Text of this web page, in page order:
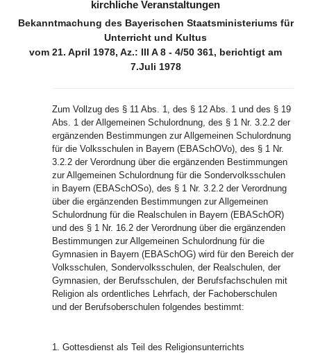
kirchliche Veranstaltungen
Bekanntmachung des Bayerischen Staatsministeriums für
Unterricht und Kultus
vom 21. April 1978, Az.: III A 8 - 4/50 361, berichtigt am
7.Juli 1978
Zum Vollzug des § 11 Abs. 1, des § 12 Abs. 1 und des § 19
Abs. 1 der Allgemeinen Schulordnung, des § 1 Nr. 3.2.2 der
ergänzenden Bestimmungen zur Allgemeinen Schulordnung
für die Volksschulen in Bayern (EBASchOVo), des § 1 Nr.
3.2.2 der Verordnung über die ergänzenden Bestimmungen
zur Allgemeinen Schulordnung für die Sondervolksschulen
in Bayern (EBASchOSo), des § 1 Nr. 3.2.2 der Verordnung
über die ergänzenden Bestimmungen zur Allgemeinen
Schulordnung für die Realschulen in Bayern (EBASchOR)
und des § 1 Nr. 16.2 der Verordnung über die ergänzenden
Bestimmungen zur Allgemeinen Schulordnung für die
Gymnasien in Bayern (EBASchOG) wird für den Bereich der
Volksschulen, Sondervolksschulen, der Realschulen, der
Gymnasien, der Berufsschulen, der Berufsfachschulen mit
Religion als ordentliches Lehrfach, der Fachoberschulen
und der Berufsoberschulen folgendes bestimmt:
1. Gottesdienst als Teil des Religionsunterrichts